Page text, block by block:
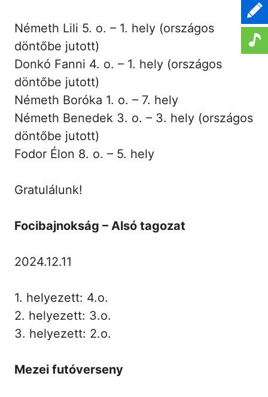
Németh Lili 5. o. – 1. hely (országos
döntőbe jutott)
Donkó Fanni 4. o. – 1. hely (országos
döntőbe jutott)
Németh Boróka 1. o. – 7. hely
Németh Benedek 3. o. – 3. hely (országos
döntőbe jutott)
Fodor Élon 8. o. – 5. hely
Gratulálunk!
Focibajnokság – Alsó tagozat
2024.12.11
1. helyezett: 4.o.
2. helyezett: 3.o.
3. helyezett: 2.o.
Mezei futóverseny